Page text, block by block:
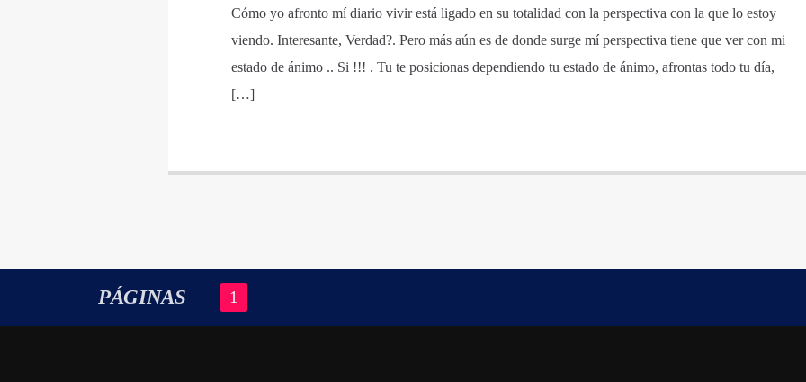
Cómo yo afronto mí diario vivir está ligado en su totalidad con la perspectiva con la que lo estoy
viendo. Interesante, Verdad?. Pero más aún es de donde surge mí perspectiva tiene que ver con mi
estado de ánimo .. Si !!! . Tu te posicionas dependiendo tu estado de ánimo, afrontas todo tu día,
[…]
PÁGINAS 1